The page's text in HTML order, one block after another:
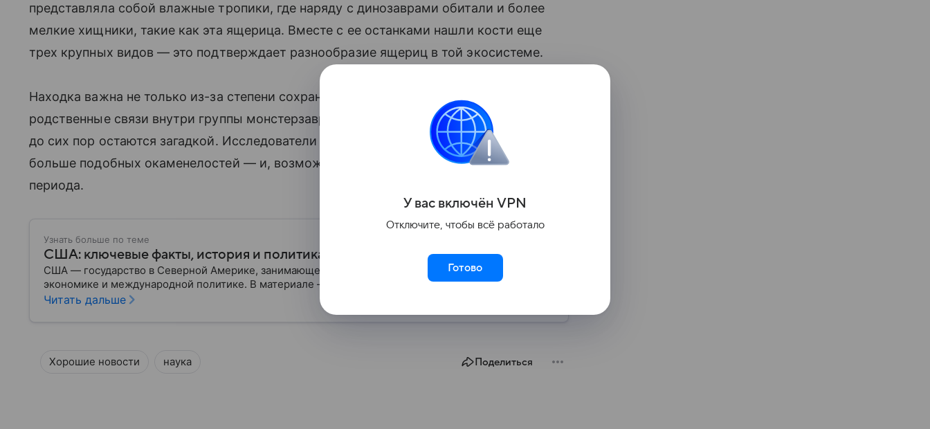
представляла собой влажные тропики, где наряду с динозаврами обитали и более
мелкие хищники, такие как эта ящерица. Вместе с ее останками нашли кости еще
трех крупных видов — это подтверждает разнообразие ящериц в той экосистеме.
Находка важна не только из-за степени сохранности. Новый вид поможет уточнить
родственные связи внутри группы монстерзаврий, чье происхождение и эволюция
до сих пор остаются загадкой. Исследователи надеются, что в будущем найдут еще
больше подобных окаменелостей — и, возможно, других «гоблинов» мелового
периода.
Узнать больше по теме
США: ключевые факты, история и политика
США — государство в Северной Америке, занимающее одно из центральных мест в мировой
экономике и международной политике. В материале — основные сведения об этой стране.
Читать дальше
Хорошие новости наука Поделиться
У вас включён VPN
Отключите, чтобы всё работало
Готово